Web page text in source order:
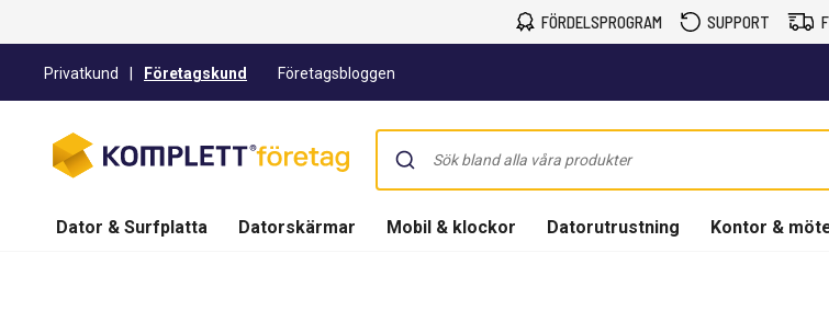
FÖRDELSPROGRAM SUPPORT
Privatkund Företagskund Företagsbloggen
Dator & Surfplatta Datorskärmar Mobil & klockor Datorutrustning Kontor &